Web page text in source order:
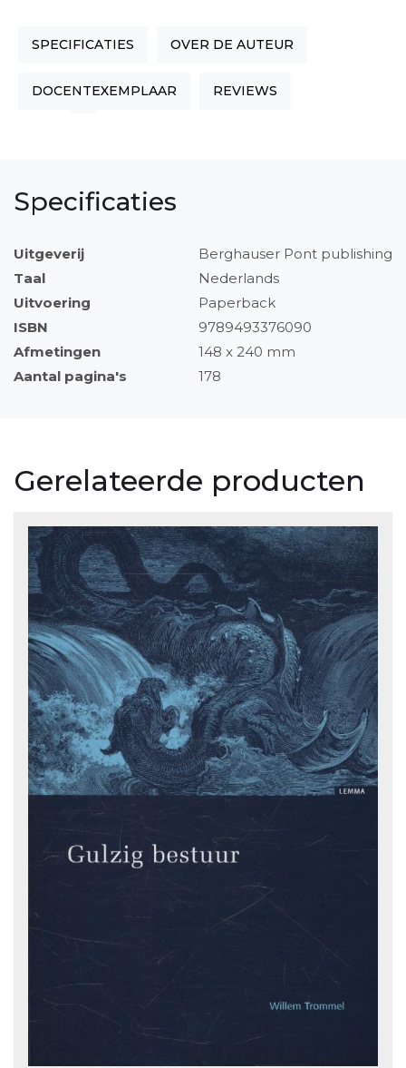
SPECIFICATIES OVER DE AUTEUR
DOCENTEXEMPLAAR REVIEWS
Specificaties
Uitgeverij
Berghauser Pont publishing
Taal
Nederlands
Uitvoering
Paperback
ISBN
9789493376090
Afmetingen
148 x 240 mm
Aantal pagina's
178
Gerelateerde producten